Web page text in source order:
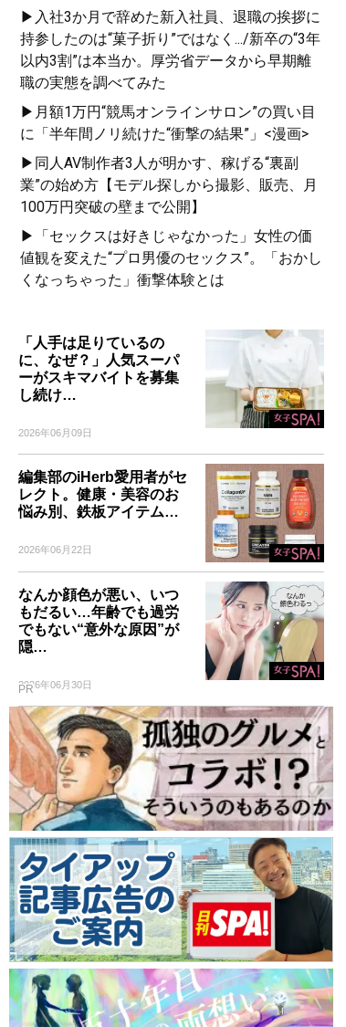
▶入社3か月で辞めた新入社員、退職の挨拶に
持参したのは“菓子折り”ではなく.../新卒の“3年
以内3割”は本当か。厚労省データから早期離
職の実態を調べてみた
▶月額1万円“競馬オンラインサロン”の買い目
に「半年間ノリ続けた“衝撃の結果”」<漫画>
▶同人AV制作者3人が明かす、稼げる“裏副
業”の始め方【モデル探しから撮影、販売、月
100万円突破の壁まで公開】
▶「セックスは好きじゃなかった」女性の価
値観を変えた“プロ男優のセックス”。「おかし
くなっちゃった」衝撃体験とは
「人手は足りているの
に、なぜ？」人気スーパ
ーがスキマバイトを募集
し続け…
2026年06月09日
編集部のiHerb愛用者がセ
レクト。健康・美容のお
悩み別、鉄板アイテム…
2026年06月22日
なんか顔色が悪い、いつ
もだるい…年齢でも過労
でもない“意外な原因”が
隠…
2026年06月30日
PR